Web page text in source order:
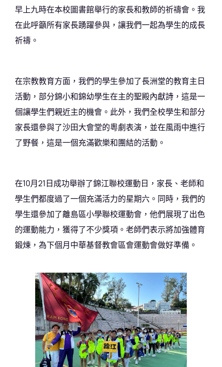
早上九時在本校圖書館舉行的家長和教師的祈禱會。我
在此呼籲所有家長踴躍參與，讓我們一起為學生的成長
祈禱。
在宗教教育方面，我們的學生參加了長洲堂的教育主日
活動，部分錦小和錦幼學生在主的聖殿內獻詩，這是一
個讓學生們親近主的機會。此外，我們全校學生和部分
家長還參與了沙田大會堂的粵劇表演，並在風雨中進行
了野餐，這是一個充滿歡樂和團結的活動。
在10月21日成功舉辦了錦江聯校運動日，家長、老師和
學生們都度過了一個充滿活力的星期六。同時，我們的
學生還參加了離島區小學聯校運動會，他們展現了出色
的運動能力，獲得了不少獎項。老師們表示將加強體育
鍛煉，為下個月中華基督教會區會運動會做好準備。